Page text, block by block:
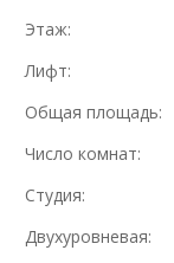
Этаж:
Лифт:
Общая площадь:
Число комнат:
Студия:
Двухуровневая: